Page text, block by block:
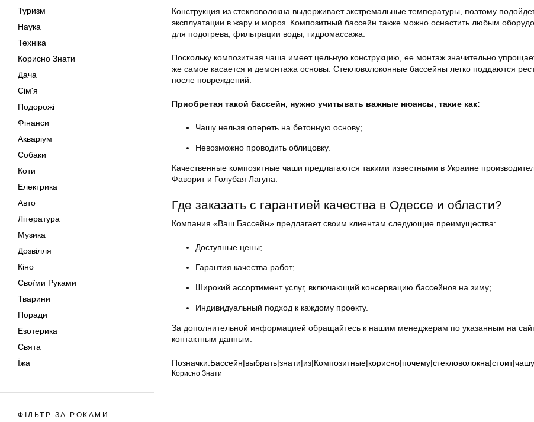
Туризм
Наука
Техніка
Корисно Знати
Дача
Сім'я
Подорожі
Фінанси
Акваріум
Собаки
Коти
Електрика
Авто
Література
Музика
Дозвілля
Кіно
Своїми Руками
Тварини
Поради
Езотерика
Свята
Їжа
ФІЛЬТР ЗА РОКАМИ
Конструкция из стекловолокна выдерживает экстремальные температуры, поэтому
эксплуатации в жару и мороз. Композитный бассейн также можно оснастить любым
для подогрева, фильтрации воды, гидромассажа.
Поскольку композитная чаша имеет цельную конструкцию, ее монтаж значительно
же самое касается и демонтажа основы. Стекловолоконные бассейны легко поддаются
после повреждений.
Приобретая такой бассейн, нужно учитывать важные нюансы, такие как:
Чашу нельзя опереть на бетонную основу;
Невозможно проводить облицовку.
Качественные композитные чаши предлагаются такими известными в Украине
Фаворит и Голубая Лагуна.
Где заказать с гарантией качества в Одессе и области?
Компания «Ваш Бассейн» предлагает своим клиентам следующие преимущества:
Доступные цены;
Гарантия качества работ;
Широкий ассортимент услуг, включающий консервацию бассейнов на зиму;
Индивидуальный подход к каждому проекту.
За дополнительной информацией обращайтесь к нашим менеджерам по указанным на
контактным данным.
Позначки:Бассейн|выбрать|знати|из|Композитные|корисно|почему|стекловолокна|стоит|чашу
Корисно Знати